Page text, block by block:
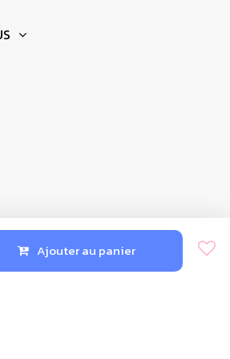
Ajouter au panier
:
Newkeys.fr